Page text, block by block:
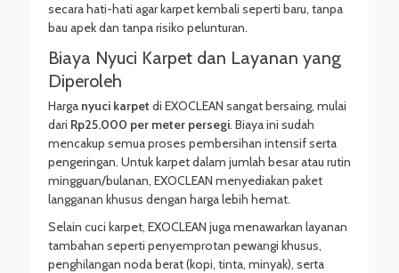
secara hati-hati agar karpet kembali seperti baru, tanpa
bau apek dan tanpa risiko pelunturan.
Biaya Nyuci Karpet dan Layanan yang
Diperoleh
Harga nyuci karpet di EXOCLEAN sangat bersaing, mulai
dari Rp25.000 per meter persegi. Biaya ini sudah
mencakup semua proses pembersihan intensif serta
pengeringan. Untuk karpet dalam jumlah besar atau rutin
mingguan/bulanan, EXOCLEAN menyediakan paket
langganan khusus dengan harga lebih hemat.
Selain cuci karpet, EXOCLEAN juga menawarkan layanan
tambahan seperti penyemprotan pewangi khusus,
penghilangan noda berat (kopi, tinta, minyak), serta